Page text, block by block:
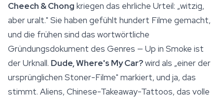
Cheech & Chong kriegen das ehrliche Urteil: „witzig,
aber uralt." Sie haben gefühlt hundert Filme gemacht,
und die frühen sind das wortwörtliche
Gründungsdokument des Genres — Up in Smoke ist
der Urknall. Dude, Where's My Car?wird als „einer der
ursprünglichen Stoner-Filme" markiert, und ja, das
stimmt. Aliens, Chinese-Takeaway-Tattoos, das volle